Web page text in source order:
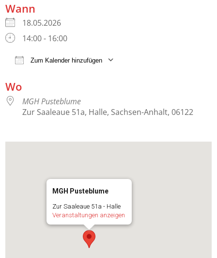
Wann
18.05.2026
14:00 - 16:00
Zum Kalender hinzufügen
Wo
MGH Pusteblume
Zur Saaleaue 51a, Halle, Sachsen-Anhalt, 06122
MGH Pusteblume
Zur Saaleaue 51a - Halle
Veranstaltungen anzeigen